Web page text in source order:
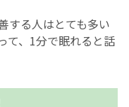
する人はとても多い
て、1分で眠れると話